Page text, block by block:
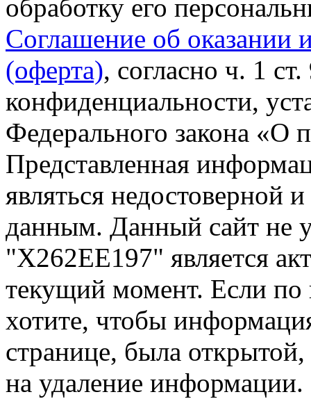
обработку его
Соглашение об оказании
(оферта), согласно ч. 1
конфиденциальности,
Федерального закона «О
Представленная
являться недостоверной
данным. Данный сайт не
"Х262ЕЕ197" является
текущий момент. Если
хотите, чтобы
странице, была открытой,
на удаление информации.